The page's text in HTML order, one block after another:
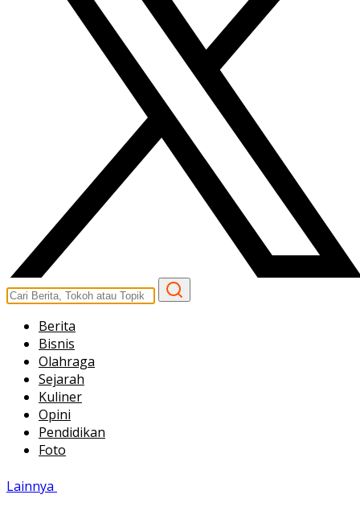
Berita
Bisnis
Olahraga
Sejarah
Kuliner
Opini
Pendidikan
Foto
Lainnya